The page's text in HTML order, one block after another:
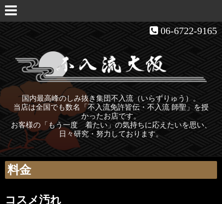
06-6722-9165
国内最高峰のしみ抜き集団不入流（いらずりゅう）。
当店は全国でも数名「不入流免許皆伝・不入流 師聖」を授
かったお店です。
お客様の「もう一度 着たい」の気持ちに応えたいを思い、
日々研究・努力しております。
料金
コスメ汚れ